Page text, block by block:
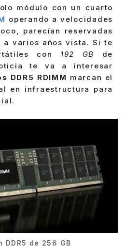
módulo con un cuarto
operando a velocidades
parecían reservadas
a varios años vista. Si te
con
192 GB
de
te va a interesar
DDR5 RDIMM marcan el
en infraestructura para
DDR5 de 256 GB